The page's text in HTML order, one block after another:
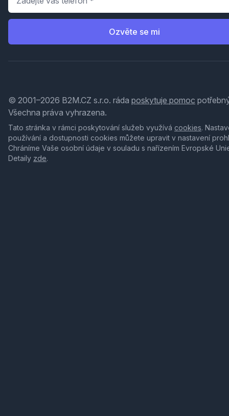
Ozvěte se mi
© 2001–2026 B2M.CZ s.r.o. ráda poskytuje pomoc
Všechna práva vyhrazena.
Tato stránka v rámci poskytování služeb využívá cookies.
používání a dostupnosti cookies můžete upravit v nastavení
Chráníme Vaše osobní údaje v souladu s nařízením Evropské
Detaily zde.